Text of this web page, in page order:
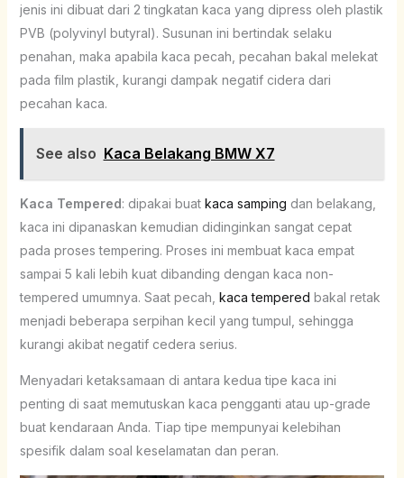
jenis ini dibuat dari 2 tingkatan kaca yang dipress oleh plastik
PVB (polyvinyl butyral). Susunan ini bertindak selaku
penahan, maka apabila kaca pecah, pecahan bakal melekat
pada film plastik, kurangi dampak negatif cidera dari
pecahan kaca.
See also Kaca Belakang BMW X7
Kaca Tempered: dipakai buat kaca samping dan belakang,
kaca ini dipanaskan kemudian didinginkan sangat cepat
pada proses tempering. Proses ini membuat kaca empat
sampai 5 kali lebih kuat dibanding dengan kaca non-
tempered umumnya. Saat pecah, kaca tempered bakal retak
menjadi beberapa serpihan kecil yang tumpul, sehingga
kurangi akibat negatif cedera serius.
Menyadari ketaksamaan di antara kedua tipe kaca ini
penting di saat memutuskan kaca pengganti atau up-grade
buat kendaraan Anda. Tiap tipe mempunyai kelebihan
spesifik dalam soal keselamatan dan peran.